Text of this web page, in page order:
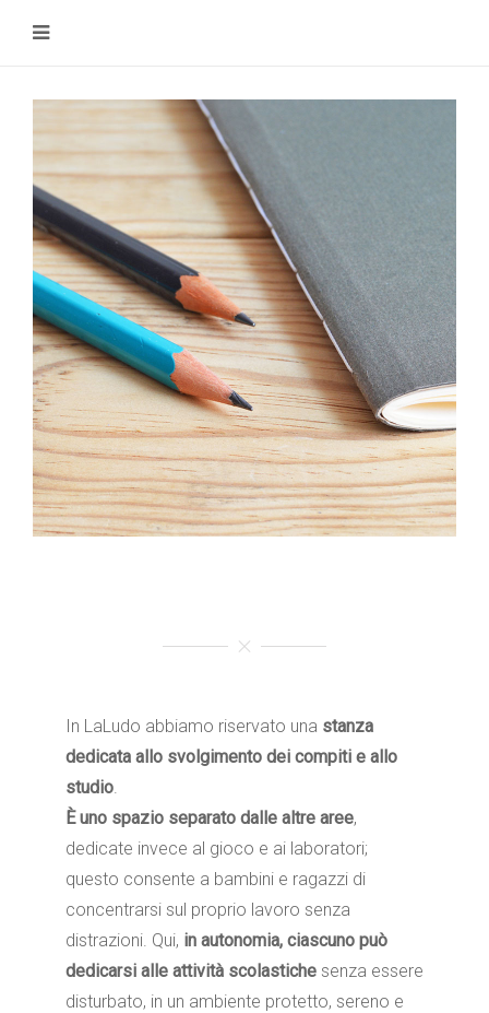
In LaLudo abbiamo riservato una stanza
dedicata allo svolgimento dei compiti e allo
studio.
È uno spazio separato dalle altre aree,
dedicate invece al gioco e ai laboratori;
questo consente a bambini e ragazzi di
concentrarsi sul proprio lavoro senza
distrazioni. Qui, in autonomia, ciascuno può
dedicarsi alle attività scolastiche senza essere
disturbato, in un ambiente protetto, sereno e